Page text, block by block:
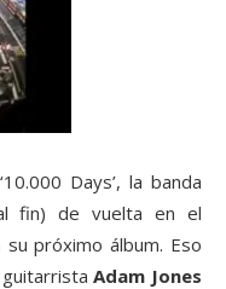
Days’, la banda
fin) de vuelta en el
próximo álbum. Eso
guitarristaAdam Jones